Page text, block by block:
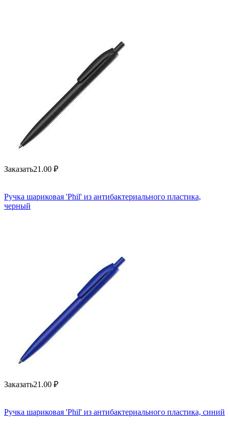
Заказать21.00 ₽
Ручка шариковая 'Phil' из антибактериального пластика,
черный
Заказать21.00 ₽
Ручка шариковая 'Phil' из антибактериального пластика, синий